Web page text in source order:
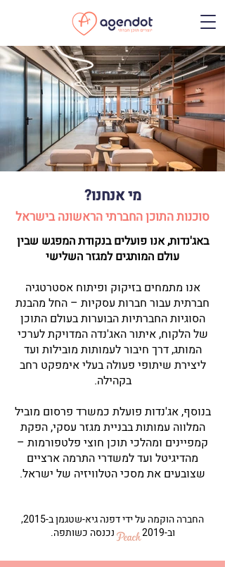
מי אנחנו?
סוכנות התוכן החברתי הראשונה בישראל​
באג'נדות, אנו פועלים בנקודת המפגש שבין
עולם המותגים למגזר השלישי
אנו מתמחים בזיקוק ופיתוח אסטרטגיה
חברתית עבור חברות עסקיות – החל מהבנת
הסוגיות החברתיות הבוערות בעולם התוכן
של הלקוח, איתור האג'נדה המדויקת לערכי
המותג, דרך חיבור לעמותות מובילות ועד
ליצירת שיתופי פעולה בעלי אימפקט רחב
בקהילה.
בנוסף, אג'נדות פועלת כמשרד פרסום מוביל
המלווה עמותות בבניית מגזר עסקי, הפקת
קמפיינים ומהלכי תוכן חוצי פלטפורמות –
מהדיגיטל ועד למשדרי התרמה ארציים
שצובעים את מסכי הטלוויזיה של ישראל.
החברה הוקמה על ידי דפנה גיא-שטגמן ב-2015,
וב-2019 נכנסה כשותפה.